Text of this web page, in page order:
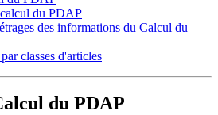
du PDAP
des informations du Calcul du
classes d'articles
du PDAP